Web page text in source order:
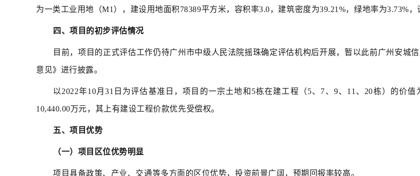
为一类工业用地（M1），建设用地面积78389平方米，容积率3.0，建筑密度为39.21%，绿地率为3.73%，
四、项目的初步评估情况
目前，项目的正式评估工作仍待广州市中级人民法院摇珠确定评估机构后开展，暂以此前广州安城
意见》进行披露。
以2022年10月31日为评估基准日，项目的一宗土地和5栋在建工程（5、7、9、11、20栋）的价
10,440.00万元，其上有建设工程价款优先受偿权。
五、项目优势
（一）项目区位优势明显
项目具备政策、产业、交通等多方面的区位优势，投资前景广阔，预期回报率较高。